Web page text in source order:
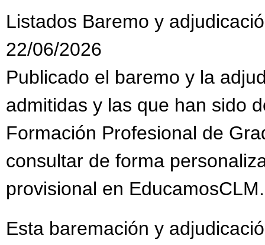
Listados Baremo y
22/06/2026
Publicado el baremo y la
admitidas y las que han sido
Formación Profesional de
consultar de forma
provisional en
Esta baremación y